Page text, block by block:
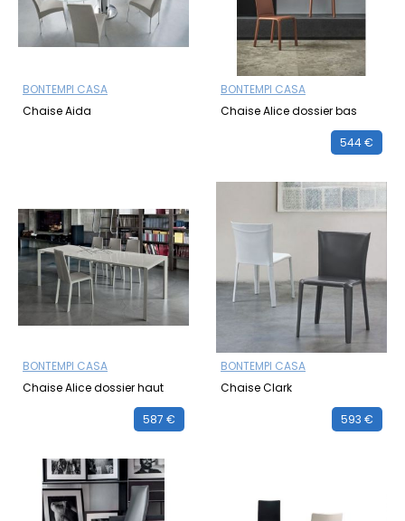
BONTEMPI CASA
Chaise Aida
BONTEMPI CASA
Chaise Alice dossier bas
544 €
BONTEMPI CASA
Chaise Alice dossier haut
587 €
BONTEMPI CASA
Chaise Clark
593 €